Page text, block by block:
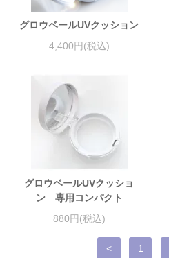
グロウベールUVクッション
4,400円(税込)
グロウベールUVクッショ
ン 専用コンパクト
880円(税込)
< 1